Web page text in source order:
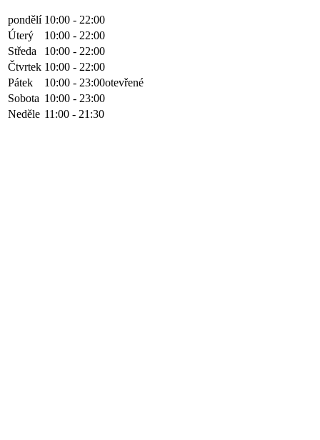
pondělí 10:00 - 22:00
Úterý
10:00 - 22:00
Středa
10:00 - 22:00
Čtvrtek 10:00 - 22:00
Pátek
10:00 - 23:00otevřené
Sobota 10:00 - 23:00
Neděle 11:00 - 21:30